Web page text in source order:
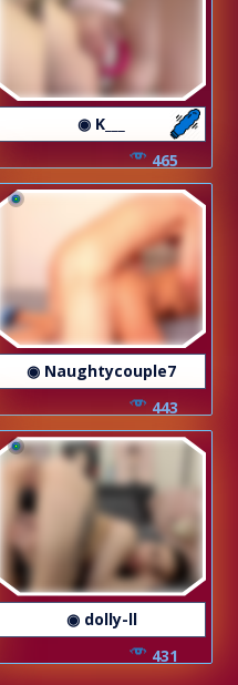
◉ K___
465
◉ Naughtycouple7
443
◉ dolly-ll
431